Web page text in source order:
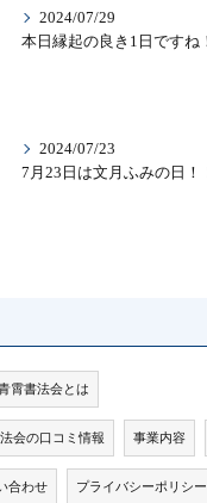
2024/07/29
2024/07/23
霄書法会とは
会の口コミ情報 事業内容
合わせ プライバシーポリシー